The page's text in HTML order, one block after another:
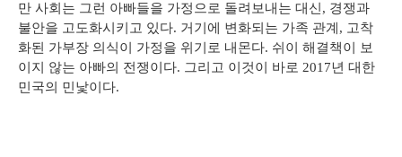
만 사회는 그런 아빠들을 가정으로 돌려보내는 대신, 경쟁과
불안을 고도화시키고 있다. 거기에 변화되는 가족 관계, 고착
화된 가부장 의식이 가정을 위기로 내몬다. 쉬이 해결책이 보
이지 않는 아빠의 전쟁이다. 그리고 이것이 바로 2017년 대한
민국의 민낯이다.